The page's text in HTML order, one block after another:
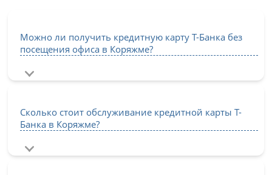
Можно ли получить кредитную карту Т-Банка без
посещения офиса в Коряжме?
Сколько стоит обслуживание кредитной карты Т-
Банка в Коряжме?